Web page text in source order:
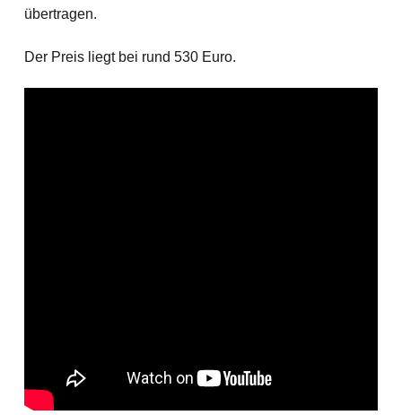
übertragen.
Der Preis liegt bei rund 530 Euro.